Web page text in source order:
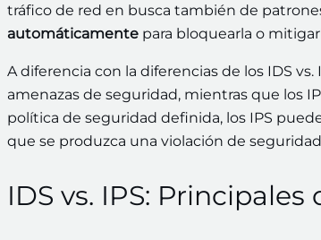
tráfico de red en busca también de
automáticamente para bloquearla o
A diferencia con la diferencias de los IDS
amenazas de seguridad, mientras que los
política de seguridad definida, los IPS
que se produzca una violación de
IDS vs. IPS: